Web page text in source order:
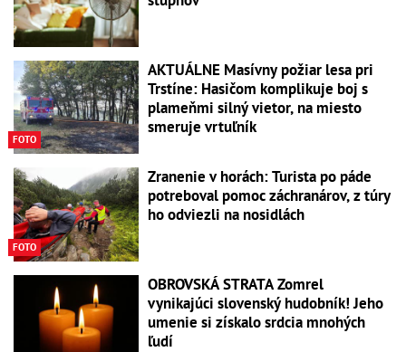
FOTO
AKTUÁLNE Masívny požiar lesa pri
Trstíne: Hasičom komplikuje boj s
plameňmi silný vietor, na miesto
smeruje vrtuľník
FOTO
Zranenie v horách: Turista po páde
potreboval pomoc záchranárov, z túry
ho odviezli na nosidlách
OBROVSKÁ STRATA Zomrel
vynikajúci slovenský hudobník! Jeho
umenie si získalo srdcia mnohých
ľudí